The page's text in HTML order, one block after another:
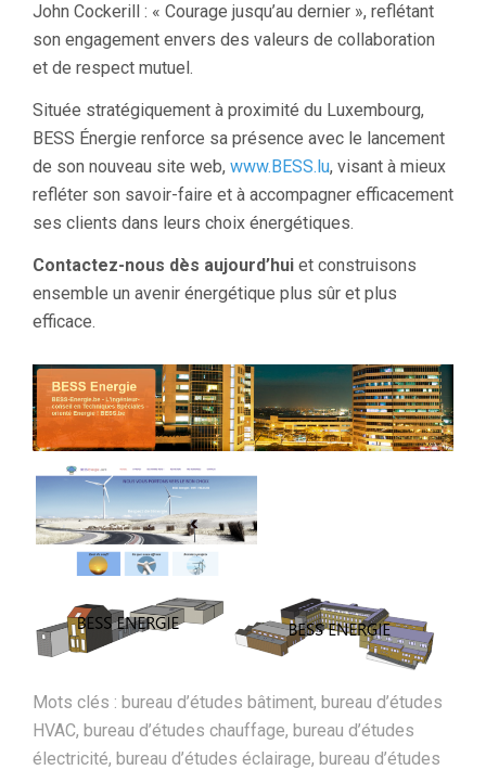
John Cockerill : « Courage jusqu’au dernier », reflétant
son engagement envers des valeurs de collaboration
et de respect mutuel.
Située stratégiquement à proximité du Luxembourg,
BESS Énergie renforce sa présence avec le lancement
de son nouveau site web, www.BESS.lu, visant à mieux
refléter son savoir-faire et à accompagner efficacement
ses clients dans leurs choix énergétiques.
Contactez-nous dès aujourd’hui et construisons
ensemble un avenir énergétique plus sûr et plus
efficace.
Mots clés : bureau d’études bâtiment, bureau d’études
HVAC, bureau d’études chauffage, bureau d’études
électricité, bureau d’études éclairage, bureau d’études